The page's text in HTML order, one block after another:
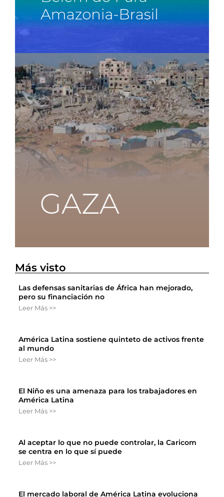
Más visto
Las defensas sanitarias de África han mejorado,
pero su financiación no
Leer Más >>
América Latina sostiene quinteto de activos frente
al mundo
Leer Más >>
El Niño es una amenaza para los trabajadores en
América Latina
Leer Más >>
Al aceptar lo que no puede controlar, la Caricom
se centra en lo que sí puede
Leer Más >>
El mercado laboral de América Latina evoluciona